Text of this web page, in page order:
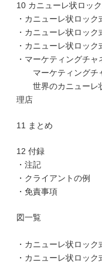
10 カニューレ状ロッ
・カニューレ状ロッ
・カニューレ状ロッ
・カニューレ状ロッ
・マーケティングチャ
マーケティングチ
世界のカニューレ
理店
11 まとめ
12 付録
・注記
・クライアントの例
・免責事項
図一覧
・カニューレ状ロッ
・カニューレ状ロッ